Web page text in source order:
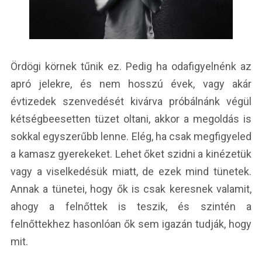
Ördögi körnek tűnik ez. Pedig ha odafigyelnénk az
apró jelekre, és nem hosszú évek, vagy akár
évtizedek szenvedését kivárva próbálnánk végül
kétségbeesetten tüzet oltani, akkor a megoldás is
sokkal egyszerűbb lenne. Elég, ha csak megfigyeled
a kamasz gyerekeket. Lehet őket szidni a kinézetük
vagy a viselkedésük miatt, de ezek mind tünetek.
Annak a tünetei, hogy ők is csak keresnek valamit,
ahogy a felnőttek is teszik, és szintén a
felnőttekhez hasonlóan ők sem igazán tudják, hogy
mit.